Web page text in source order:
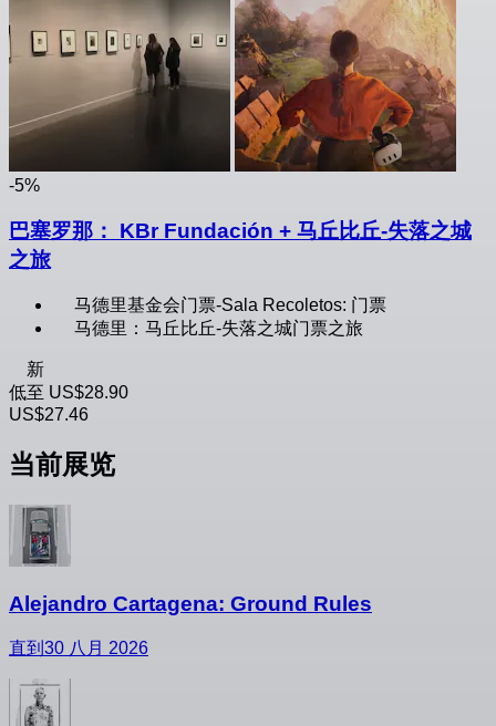
-5%
巴塞罗那： KBr Fundación + 马丘比丘-失落之城
之旅
马德里基金会门票-Sala Recoletos: 门票
马德里：马丘比丘-失落之城门票之旅
新
低至 US$28.90
US$27.46
当前展览
Alejandro Cartagena: Ground Rules
直到30 八月 2026